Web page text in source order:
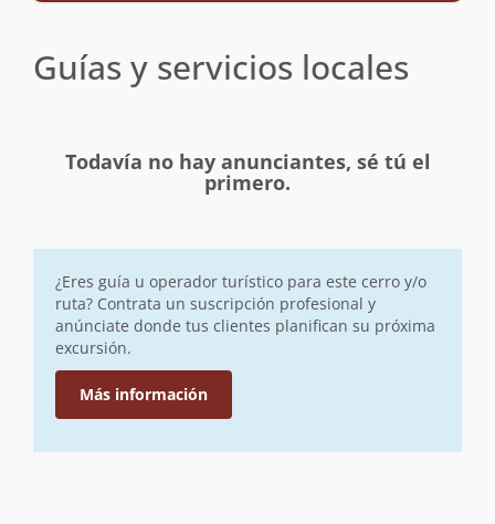
Guías y servicios locales
Todavía no hay anunciantes, sé tú el
primero.
¿Eres guía u operador turístico para este cerro y/o
ruta? Contrata un suscripción profesional y
anúnciate donde tus clientes planifican su próxima
excursión.
Más información